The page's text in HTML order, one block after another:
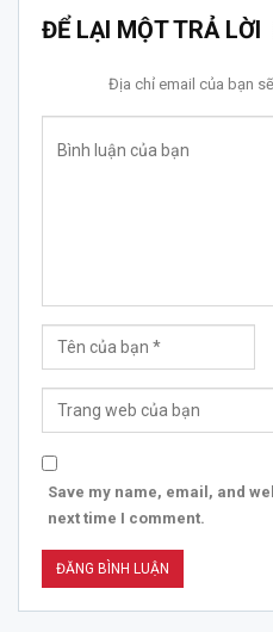
ĐỂ LẠI MỘT TRẢ LỜI
Địa chỉ email của bạn
Save my name, email, and
next time I comment.